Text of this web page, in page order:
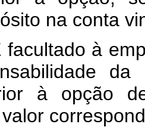
na conta
à
da
à opção